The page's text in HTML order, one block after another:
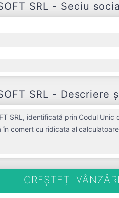
SRL - Sediu
SRL -
SRL, identificată prin Codul
în comert cu ridicata al
CREȘTEȚI